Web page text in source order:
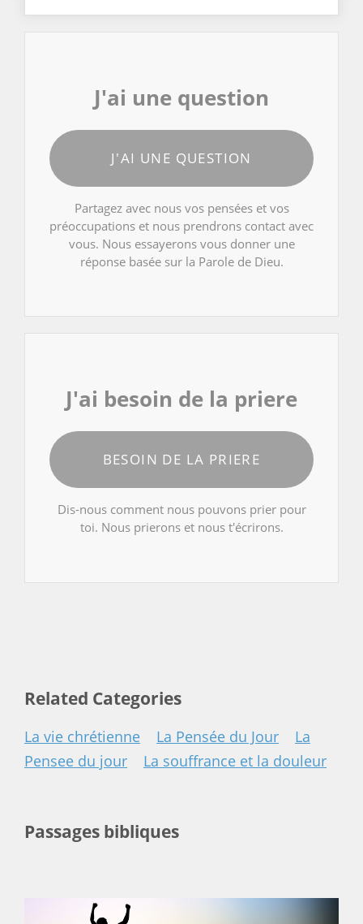
J'ai une question
J'AI UNE QUESTION
Partagez avec nous vos pensées et vos
préoccupations et nous prendrons contact avec
vous. Nous essayerons vous donner une
réponse basée sur la Parole de Dieu.
J'ai besoin de la priere
BESOIN DE LA PRIERE
Dis-nous comment nous pouvons prier pour
toi. Nous prierons et nous t'écrirons.
Related Categories
La vie chrétienne La Pensée du Jour
La
Pensee du jour
La souffrance et la douleur
Passages bibliques